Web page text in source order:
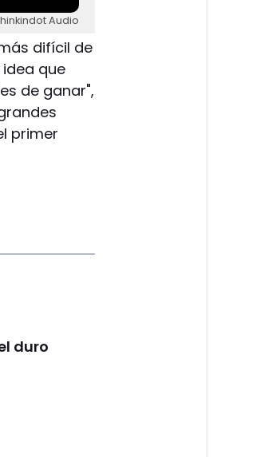
Audio
difícil de
que
de ganar",
primer
duro